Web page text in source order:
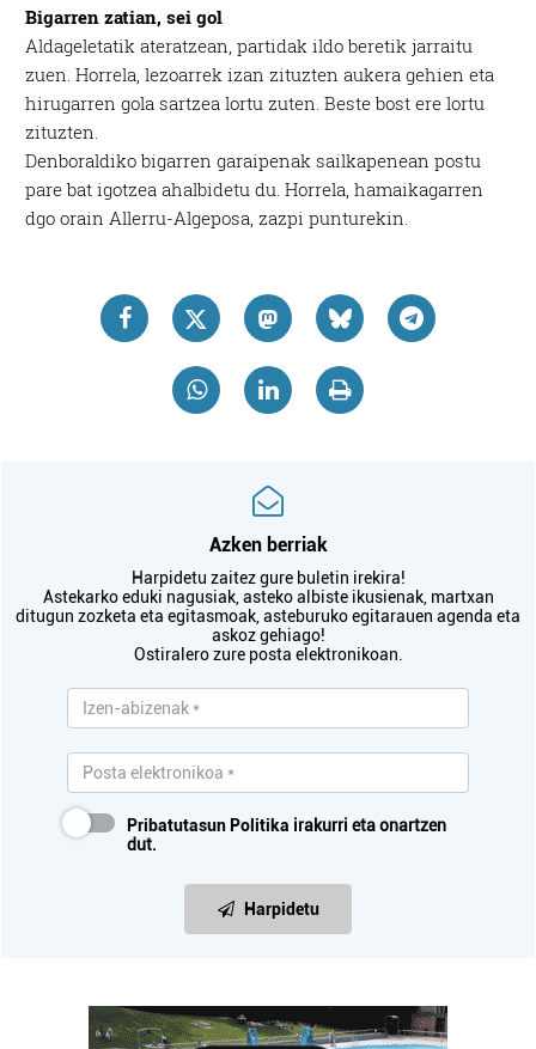
Bigarren zatian, sei gol
Aldageletatik ateratzean, partidak ildo beretik jarraitu
zuen. Horrela, lezoarrek izan zituzten aukera gehien eta
hirugarren gola sartzea lortu zuten. Beste bost ere lortu
zituzten.
Denboraldiko bigarren garaipenak sailkapenean postu
pare bat igotzea ahalbidetu du. Horrela, hamaikagarren
dgo orain Allerru-Algeposa, zazpi punturekin.
Azken berriak
Harpidetu zaitez gure buletin irekira!
Astekarko eduki nagusiak, asteko albiste ikusienak, martxan
ditugun zozketa eta egitasmoak, asteburuko egitarauen agenda eta
askoz gehiago!
Ostiralero zure posta elektronikoan.
Pribatutasun Politika irakurri eta onartzen
dut.
Harpidetu